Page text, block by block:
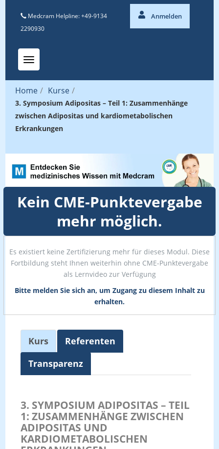
Medcram Helpline: +49-9134
2290930
Anmelden
Toggle navigation
Home / Kurse /
3. Symposium Adipositas – Teil 1: Zusammenhänge
zwischen Adipositas und kardiometabolischen
Erkrankungen
Kein CME-Punktevergabe
mehr möglich.
Es existiert keine Zertifizierung mehr für dieses Modul. Diese
Fortbildung steht Ihnen weiterhin ohne CME-Punktevergabe
als Lernvideo zur Verfügung
Bitte melden Sie sich an, um Zugang zu diesem Inhalt zu
erhalten.
Kurs
Referenten
Transparenz
3. SYMPOSIUM ADIPOSITAS – TEIL
1: ZUSAMMENHÄNGE ZWISCHEN
ADIPOSITAS UND
KARDIOMETABOLISCHEN